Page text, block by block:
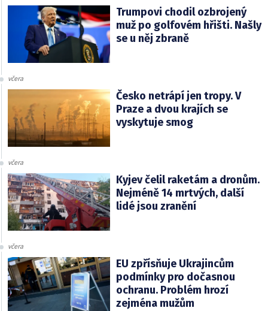
Trumpovi chodil ozbrojený
muž po golfovém hřišti. Našly
se u něj zbraně
včera
Česko netrápí jen tropy. V
Praze a dvou krajích se
vyskytuje smog
včera
Kyjev čelil raketám a dronům.
Nejméně 14 mrtvých, další
lidé jsou zranění
včera
EU zpřísňuje Ukrajincům
podmínky pro dočasnou
ochranu. Problém hrozí
zejména mužům